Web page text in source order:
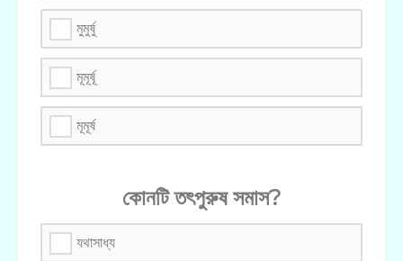
মুমুর্ষু
মূমূর্ষূ
মূমূর্ষ
কোনটি তৎপুরুষ সমাস?
যথাসাধ্য